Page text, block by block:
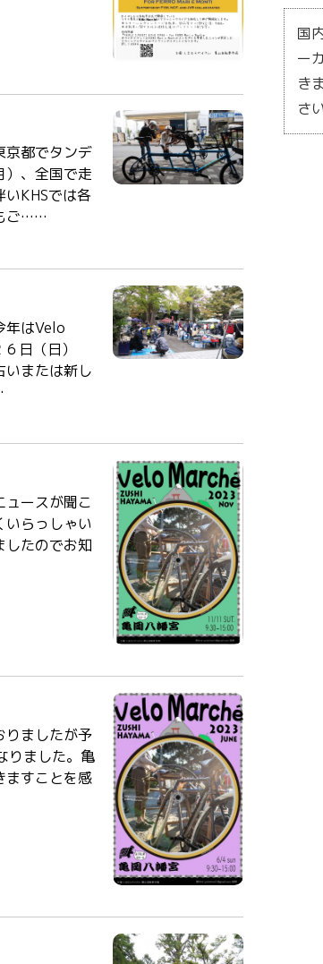
京都でタンデ
）、全国で走
いKHSでは各
ご……
年はVelo
日（日）
いまたは新し
ースが聞こ
いらっしゃい
たのでお知
りましたが予
りました。亀
ますことを感
国
ー
き
さ